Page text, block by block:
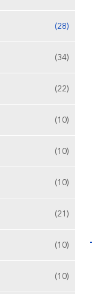
(28)
(34)
(22)
(10)
(10)
(10)
(21)
(10)
(10)